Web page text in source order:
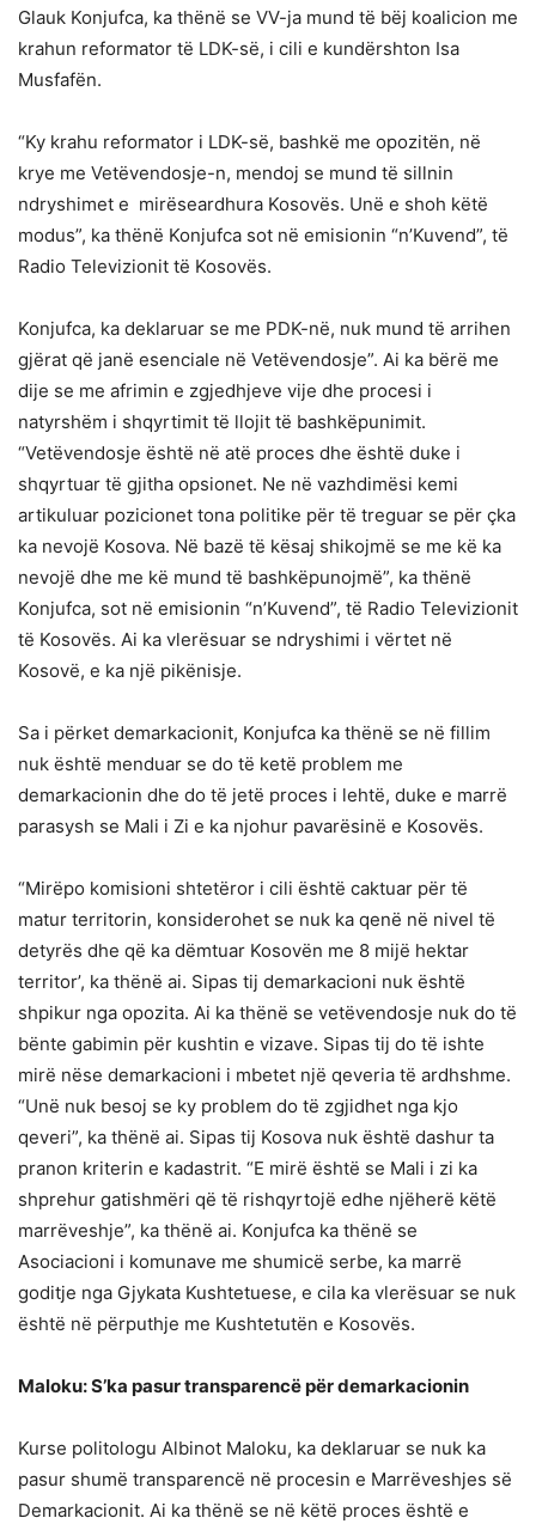
Glauk Konjufca, ka thënë se VV-ja mund të bëj koalicion me
krahun reformator të LDK-së, i cili e kundërshton Isa
Musfafën.
“Ky krahu reformator i LDK-së, bashkë me opozitën, në
krye me Vetëvendosje-n, mendoj se mund të sillnin
ndryshimet e mirëseardhura Kosovës. Unë e shoh këtë
modus”, ka thënë Konjufca sot në emisionin “n’Kuvend”, të
Radio Televizionit të Kosovës.
Konjufca, ka deklaruar se me PDK-në, nuk mund të arrihen
gjërat që janë esenciale në Vetëvendosje”. Ai ka bërë me
dije se me afrimin e zgjedhjeve vije dhe procesi i
natyrshëm i shqyrtimit të llojit të bashkëpunimit.
“Vetëvendosje është në atë proces dhe është duke i
shqyrtuar të gjitha opsionet. Ne në vazhdimësi kemi
artikuluar pozicionet tona politike për të treguar se për çka
ka nevojë Kosova. Në bazë të kësaj shikojmë se me kë ka
nevojë dhe me kë mund të bashkëpunojmë”, ka thënë
Konjufca, sot në emisionin “n’Kuvend”, të Radio Televizionit
të Kosovës. Ai ka vlerësuar se ndryshimi i vërtet në
Kosovë, e ka një pikënisje.
Sa i përket demarkacionit, Konjufca ka thënë se në fillim
nuk është menduar se do të ketë problem me
demarkacionin dhe do të jetë proces i lehtë, duke e marrë
parasysh se Mali i Zi e ka njohur pavarësinë e Kosovës.
“Mirëpo komisioni shtetëror i cili është caktuar për të
matur territorin, konsiderohet se nuk ka qenë në nivel të
detyrës dhe që ka dëmtuar Kosovën me 8 mijë hektar
territor’, ka thënë ai. Sipas tij demarkacioni nuk është
shpikur nga opozita. Ai ka thënë se vetëvendosje nuk do të
bënte gabimin për kushtin e vizave. Sipas tij do të ishte
mirë nëse demarkacioni i mbetet një qeveria të ardhshme.
“Unë nuk besoj se ky problem do të zgjidhet nga kjo
qeveri”, ka thënë ai. Sipas tij Kosova nuk është dashur ta
pranon kriterin e kadastrit. “E mirë është se Mali i zi ka
shprehur gatishmëri që të rishqyrtojë edhe njëherë këtë
marrëveshje”, ka thënë ai. Konjufca ka thënë se
Asociacioni i komunave me shumicë serbe, ka marrë
goditje nga Gjykata Kushtetuese, e cila ka vlerësuar se nuk
është në përputhje me Kushtetutën e Kosovës.
Maloku: S’ka pasur transparencë për demarkacionin
Kurse politologu Albinot Maloku, ka deklaruar se nuk ka
pasur shumë transparencë në procesin e Marrëveshjes së
Demarkacionit. Ai ka thënë se në këtë proces është e